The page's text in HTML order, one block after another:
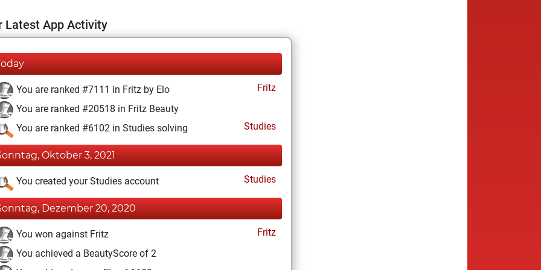
Latest App Activity
You are ranked #7111 in Fritz by Elo
Fritz
You are ranked #20518 in Fritz Beauty
You are ranked #6102 in Studies solving
Studies
Oktober 3, 2021
You created your Studies account Studies
Dezember 20, 2020
You won against Fritz
Fritz
You achieved a BeautyScore of 2